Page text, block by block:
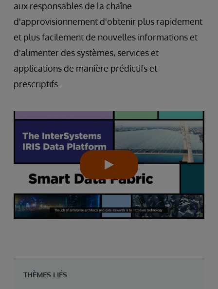
aux responsables de la chaîne
d'approvisionnement d'obtenir plus rapidement
et plus facilement de nouvelles informations et
d'alimenter des systèmes, services et
applications de manière prédictifs et
prescriptifs.
THÈMES LIÉS